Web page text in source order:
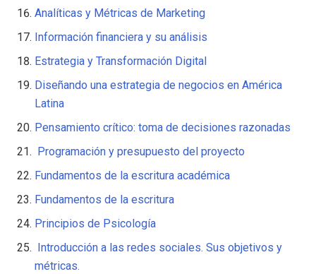
Analíticas y Métricas de Marketing
Información financiera y su análisis
Estrategia y Transformación Digital
Diseñando una estrategia de negocios en América
Latina
Pensamiento crítico: toma de decisiones razonadas
Programación y presupuesto del proyecto
Fundamentos de la escritura académica
Fundamentos de la escritura
Principios de Psicología
Introducción a las redes sociales. Sus objetivos y
métricas.